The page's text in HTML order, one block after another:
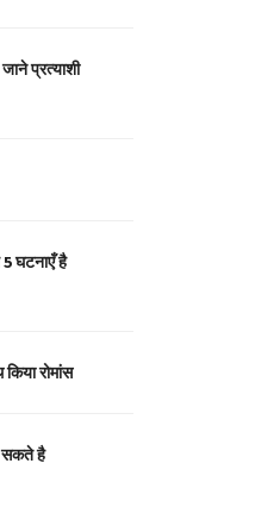
प्रत्याशी
घटनाएँ है
रोमांस
सकते है